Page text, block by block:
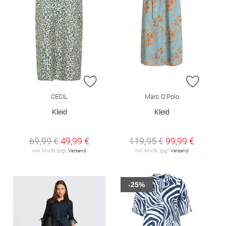
ZUR WUNSCHLISTE HINZUFÜGEN
CECIL
Kleid
69,99 €49,99 €
inkl. MwSt. zzgl. Versand
ZUR
Marc O'Polo
Kleid
119,95 € 99,99 €
inkl. MwSt. zzgl. Versand
-25%